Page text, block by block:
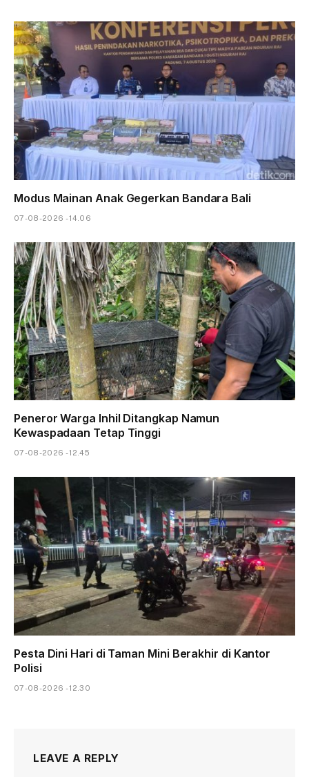
Modus Mainan Anak Gegerkan Bandara Bali
07-08-2026 - 14.06
Peneror Warga Inhil Ditangkap Namun
Kewaspadaan Tetap Tinggi
07-08-2026 - 12.45
Pesta Dini Hari di Taman Mini Berakhir di Kantor
Polisi
07-08-2026 - 12.30
LEAVE A REPLY